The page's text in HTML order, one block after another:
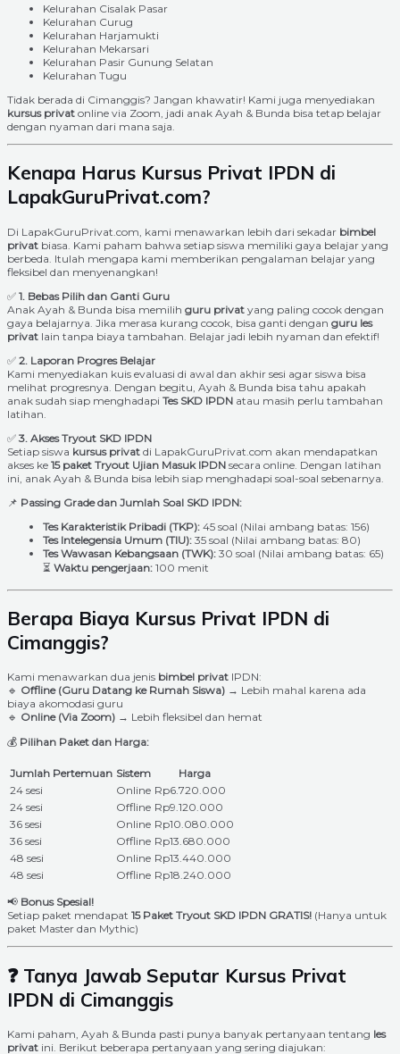
Kelurahan Cisalak Pasar
Kelurahan Curug
Kelurahan Harjamukti
Kelurahan Mekarsari
Kelurahan Pasir Gunung Selatan
Kelurahan Tugu
Tidak berada di Cimanggis? Jangan khawatir! Kami juga menyediakan
kursus privat online via Zoom, jadi anak Ayah & Bunda bisa tetap belajar
dengan nyaman dari mana saja.
Kenapa Harus Kursus Privat IPDN di
LapakGuruPrivat.com?
Di LapakGuruPrivat.com, kami menawarkan lebih dari sekadar bimbel
privat biasa. Kami paham bahwa setiap siswa memiliki gaya belajar yang
berbeda. Itulah mengapa kami memberikan pengalaman belajar yang
fleksibel dan menyenangkan!
✅ 1. Bebas Pilih dan Ganti Guru
Anak Ayah & Bunda bisa memilih guru privat yang paling cocok dengan
gaya belajarnya. Jika merasa kurang cocok, bisa ganti dengan guru les
privat lain tanpa biaya tambahan. Belajar jadi lebih nyaman dan efektif!
✅ 2. Laporan Progres Belajar
Kami menyediakan kuis evaluasi di awal dan akhir sesi agar siswa bisa
melihat progresnya. Dengan begitu, Ayah & Bunda bisa tahu apakah
anak sudah siap menghadapi Tes SKD IPDN atau masih perlu tambahan
latihan.
✅ 3. Akses Tryout SKD IPDN
Setiap siswa kursus privat di LapakGuruPrivat.com akan mendapatkan
akses ke 15 paket Tryout Ujian Masuk IPDN secara online. Dengan latihan
ini, anak Ayah & Bunda bisa lebih siap menghadapi soal-soal sebenarnya.
📌 Passing Grade dan Jumlah Soal SKD IPDN:
Tes Karakteristik Pribadi (TKP): 45 soal (Nilai ambang batas: 156)
Tes Intelegensia Umum (TIU): 35 soal (Nilai ambang batas: 80)
Tes Wawasan Kebangsaan (TWK): 30 soal (Nilai ambang batas: 65)
⏳ Waktu pengerjaan: 100 menit
Berapa Biaya Kursus Privat IPDN di
Cimanggis?
Kami menawarkan dua jenis bimbel privat IPDN:
🔹 Offline (Guru Datang ke Rumah Siswa) → Lebih mahal karena ada
biaya akomodasi guru
🔹 Online (Via Zoom) → Lebih fleksibel dan hemat
💰 Pilihan Paket dan Harga:
Jumlah Pertemuan Sistem
Harga
24 sesi
Online Rp6.720.000
24 sesi
Offline Rp9.120.000
36 sesi
Online Rp10.080.000
36 sesi
Offline Rp13.680.000
48 sesi
Online Rp13.440.000
48 sesi
Offline Rp18.240.000
📢 Bonus Spesial!
Setiap paket mendapat 15 Paket Tryout SKD IPDN GRATIS! (Hanya untuk
paket Master dan Mythic)
❓ Tanya Jawab Seputar Kursus Privat
IPDN di Cimanggis
Kami paham, Ayah & Bunda pasti punya banyak pertanyaan tentang les
privat ini. Berikut beberapa pertanyaan yang sering diajukan: